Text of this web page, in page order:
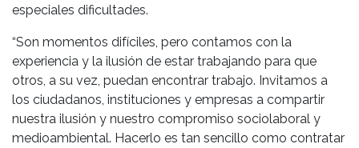
especiales dificultades.
“Son momentos difíciles, pero contamos con la
experiencia y la ilusión de estar trabajando para que
otros, a su vez, puedan encontrar trabajo. Invitamos a
los ciudadanos, instituciones y empresas a compartir
nuestra ilusión y nuestro compromiso sociolaboral y
medioambiental. Hacerlo es tan sencillo como contratar